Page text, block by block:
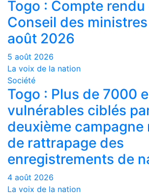
Togo : Compte rendu
Conseil des
août 2026
5 août 2026
La voix de la nation
Société
Togo : Plus de 7000
vulnérables ciblés
deuxième campagne
de rattrapage des
enregistrements de
4 août 2026
La voix de la nation